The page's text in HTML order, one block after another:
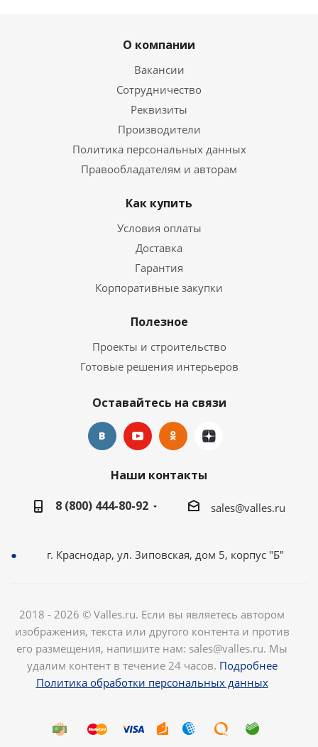
О компании
Вакансии
Сотрудничество
Реквизиты
Производители
Политика персональных данных
Правообладателям и авторам
Как купить
Условия оплаты
Доставка
Гарантия
Корпоративные закупки
Полезное
Проекты и строительство
Готовые решения интерьеров
Оставайтесь на связи
Наши контакты
8 (800) 444-80-92
sales@valles.ru
г. Краснодар, ул. Зиповская, дом 5, корпус "Б"
2018 - 2026 © Valles.ru. Если вы являетесь автором
изображения, текста или другого контента и против
его размещения, напишите нам: sales@valles.ru. Мы
удалим контент в течение 24 часов. Подробнее
Политика обработки персональных данных